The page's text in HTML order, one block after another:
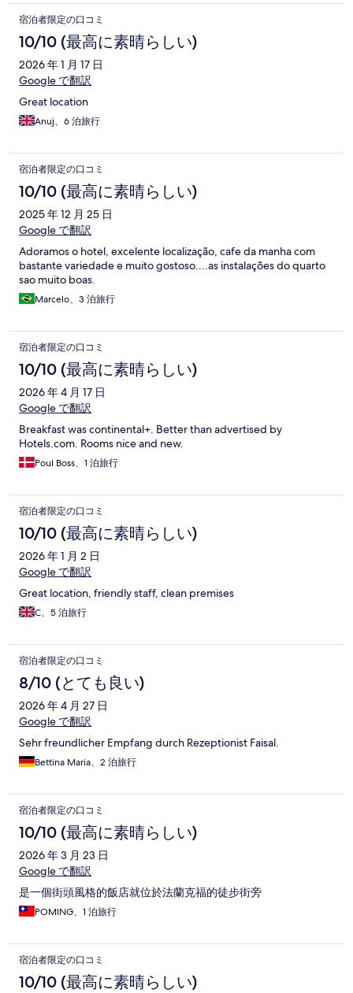
宿泊者限定の口コミ
10/10 (最高に素晴らしい)
2026 年 1 月 17 日
Google で翻訳
Great location
Anuj、6 泊旅行
宿泊者限定の口コミ
10/10 (最高に素晴らしい)
2025 年 12 月 25 日
Google で翻訳
Adoramos o hotel, excelente localização, cafe da manha com
bastante variedade e muito gostoso....as instalações do quarto
sao muito boas.
Marcelo、3 泊旅行
宿泊者限定の口コミ
10/10 (最高に素晴らしい)
2026 年 4 月 17 日
Google で翻訳
Breakfast was continental+. Better than advertised by
Hotels.com. Rooms nice and new.
Poul Boss、1 泊旅行
宿泊者限定の口コミ
10/10 (最高に素晴らしい)
2026 年 1 月 2 日
Google で翻訳
Great location, friendly staff, clean premises
C、5 泊旅行
宿泊者限定の口コミ
8/10 (とても良い)
2026 年 4 月 27 日
Google で翻訳
Sehr freundlicher Empfang durch Rezeptionist Faisal.
Bettina Maria、2 泊旅行
宿泊者限定の口コミ
10/10 (最高に素晴らしい)
2026 年 3 月 23 日
Google で翻訳
是一個街頭風格的飯店就位於法蘭克福的徒步街旁
POMING、1 泊旅行
宿泊者限定の口コミ
10/10 (最高に素晴らしい)